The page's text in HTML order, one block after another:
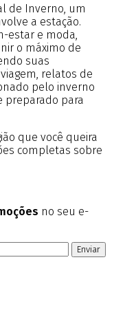
de Inverno, um
a estação.
estar e moda,
o máximo de
suas
relatos de
pelo inverno
preparado para
que você queira
completas sobre
no seu e-
Enviar